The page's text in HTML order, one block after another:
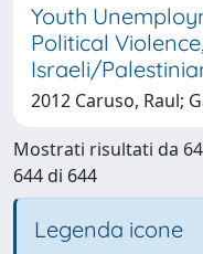
Youth
Political
Israeli/
2012 Caruso, Raul;
Mostrati risultati da
644 di 644
Legenda icone